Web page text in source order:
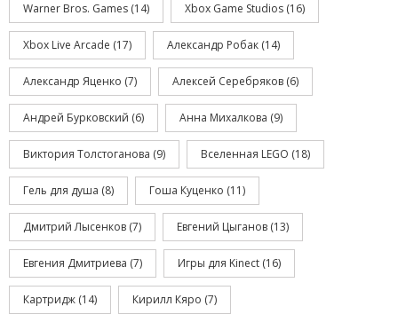
Warner Bros. Games (14) Xbox Game Studios (16)
Xbox Live Arcade (17) Александр Робак (14)
Александр Яценко (7) Алексей Серебряков (6)
Андрей Бурковский (6) Анна Михалкова (9)
Виктория Толстоганова (9) Вселенная LEGO (18)
Гель для душа (8) Гоша Куценко (11)
Дмитрий Лысенков (7) Евгений Цыганов (13)
Евгения Дмитриева (7) Игры для Kinect (16)
Картридж (14) Кирилл Кяро (7)